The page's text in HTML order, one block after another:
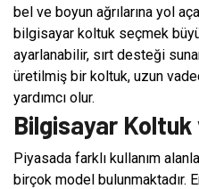
bel ve boyun ağrılarına yol
bilgisayar koltuk seçmek
ayarlanabilir, sırt desteği
üretilmiş bir koltuk, uzun
yardımcı olur.
Bilgisayar Koltuk
Piyasada farklı kullanım
birçok model bulunmaktadır.